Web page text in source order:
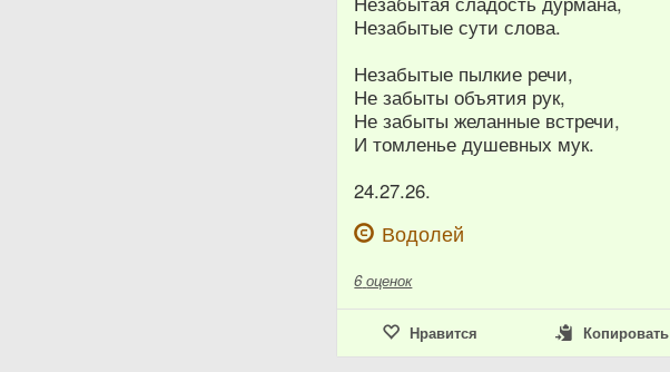
Незабытые сути слова.
Незабытые пылкие речи,
Не забыты объятия рук,
Не забыты желанные встречи,
И томленье душевных мук.
24.27.26.
Водолей
6 оценок
Нравится Копировать